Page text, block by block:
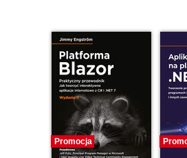
Promocja